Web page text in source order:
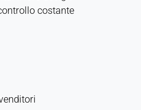
costante